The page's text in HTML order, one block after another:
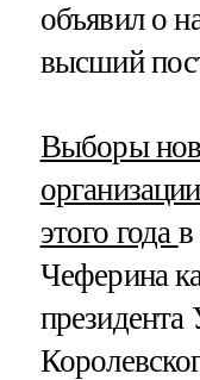
объявил о
высший
Выборы
этого года
Чеферина